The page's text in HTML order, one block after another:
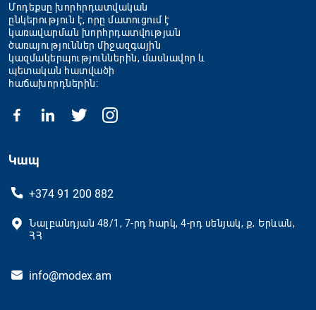
Մոդեքսը խորհրդատվական
ընկերություն է, որը մատուցում է
կառավարման խորհրդատվության
ծառայություններ միջազգային
կազմակերպություններին, մասնավոր և
պետական հատվածի
հաճախորդներին։
Կապ
+374 91 200 882
Նալբանդյան 48/1, 7-րդ հարկ, 4-րդ սենյակ, ք․ Երևան,
ՀՀ
info@modex.am